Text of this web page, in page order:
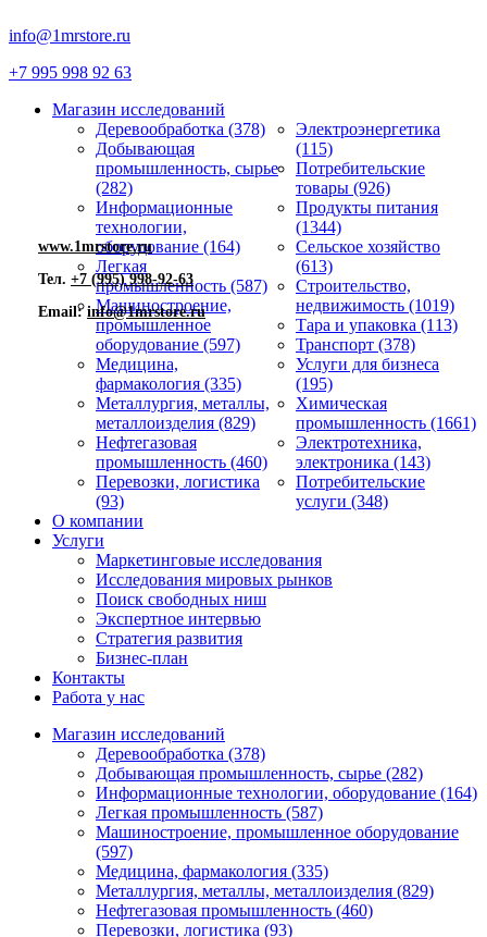
info@1mrstore.ru
+7 995 998 92 63
Магазин исследований
Деревообработка (378)
Добывающая
промышленность, сырье
(282)
Информационные
технологии,
оборудование (164)
Легкая
промышленность (587)
Машиностроение,
промышленное
оборудование (597)
Медицина,
фармакология (335)
Металлургия, металлы,
металлоизделия (829)
Нефтегазовая
промышленность (460)
Перевозки, логистика
(93)
Электроэнергетика
(115)
Потребительские
товары (926)
Продукты питания
(1344)
Сельское хозяйство
(613)
Строительство,
недвижимость (1019)
Тара и упаковка (113)
Транспорт (378)
Услуги для бизнеса
(195)
Химическая
промышленность (1661)
Электротехника,
электроника (143)
Потребительские
услуги (348)
О компании
Услуги
Маркетинговые исследования
Исследования мировых рынков
Поиск свободных ниш
Экспертное интервью
Стратегия развития
Бизнес-план
Контакты
Работа у нас
Магазин исследований
Деревообработка (378)
Добывающая промышленность, сырье (282)
Информационные технологии, оборудование (164)
Легкая промышленность (587)
Машиностроение, промышленное оборудование
(597)
Медицина, фармакология (335)
Металлургия, металлы, металлоизделия (829)
Нефтегазовая промышленность (460)
Перевозки, логистика (93)
www.1mrstore.ru
Тел. +7 (995) 998-92-63
Email:info@1mrstore.ru